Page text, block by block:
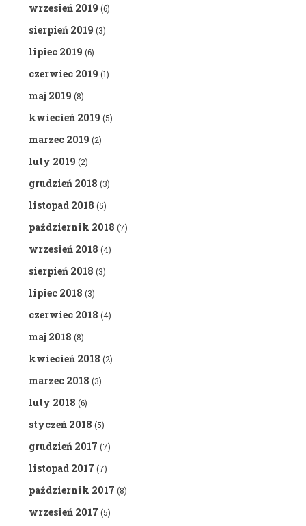
wrzesień 2019 (6)
sierpień 2019 (3)
lipiec 2019 (6)
czerwiec 2019 (1)
maj 2019 (8)
kwiecień 2019 (5)
marzec 2019 (2)
luty 2019 (2)
grudzień 2018 (3)
listopad 2018 (5)
październik 2018 (7)
wrzesień 2018 (4)
sierpień 2018 (3)
lipiec 2018 (3)
czerwiec 2018 (4)
maj 2018 (8)
kwiecień 2018 (2)
marzec 2018 (3)
luty 2018 (6)
styczeń 2018 (5)
grudzień 2017 (7)
listopad 2017 (7)
październik 2017 (8)
wrzesień 2017 (5)